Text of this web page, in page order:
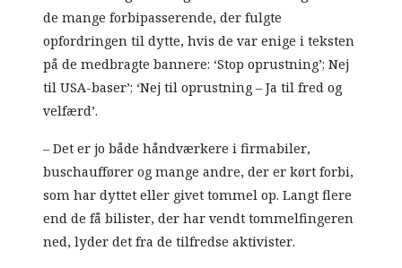
de mange forbipasserende, der fulgte
opfordringen til dytte, hvis de var enige i teksten
på de medbragte bannere: ‘Stop oprustning’; Nej
til USA-baser’; ‘Nej til oprustning – Ja til fred og
velfærd’.
– Det er jo både håndværkere i firmabiler,
buschauffører og mange andre, der er kørt forbi,
som har dyttet eller givet tommel op. Langt flere
end de få bilister, der har vendt tommelfingeren
ned, lyder det fra de tilfredse aktivister.